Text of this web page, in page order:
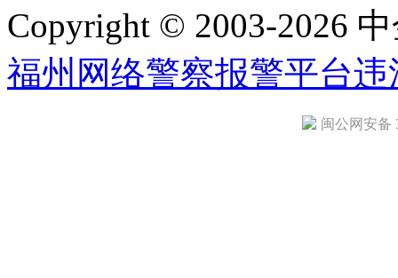
Copyright © 2003-2026
福州网络警察报警平台违
闽公网安备